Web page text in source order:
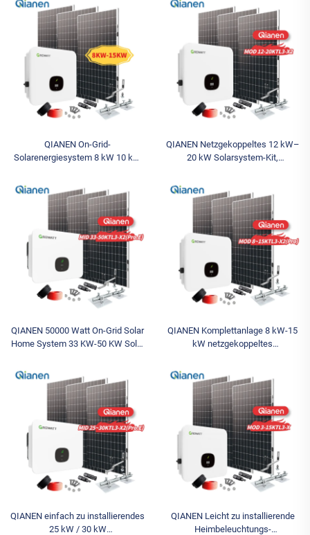
QIANEN On-Grid-
Solarenergiesystem 8 kW 10 kW
Silizium-Solarpanel-Kit für den
Heim-MPPT-Controller 10 kW
QIANEN Netzgekoppeltes 12 kW–
20 kW Solarsystem-Kit,
und polykristallinen Silizium-
Solarmodulen für den
Hausgebrauch
QIANEN 50000 Watt On-Grid Solar
Home System 33 KW-50 KW Solar
MPPT für den Heimgebrauch 40
KW+
QIANEN Komplettanlage 8 kW-15
kW netzgekoppeltes
Solarmodul mit MPPT-Regler für
den Heimbedarf
QIANEN einfach zu installierendes
25 kW / 30 kW
QIANEN Leicht zu installierende
Heimbeleuchtungs-